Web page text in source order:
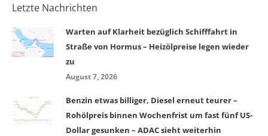
Letzte Nachrichten
Warten auf Klarheit bezüglich Schifffahrt in
Straße von Hormus – Heizölpreise legen wieder
zu
August 7, 2026
Benzin etwas billiger, Diesel erneut teurer –
Rohölpreis binnen Wochenfrist um fast fünf US-
Dollar gesunken – ADAC sieht weiterhin